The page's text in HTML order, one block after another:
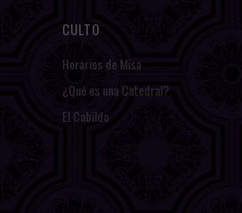
CULTO
Horarios de Misa
¿Qué es una Catedral?
El Cabildo